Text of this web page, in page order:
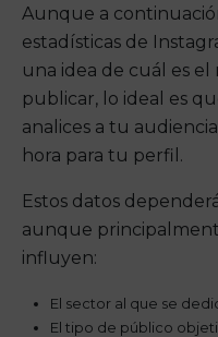
Aunque a
estadísticas de
una idea de cuál es
publicar, lo ideal es
analices a tu
hora para tu perfil.
Estos datos
aunque
influyen:
El sector al que se
El tipo de público